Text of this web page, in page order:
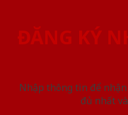
ĐĂNG KÝ
Nhập thông tin để
đủ nhất